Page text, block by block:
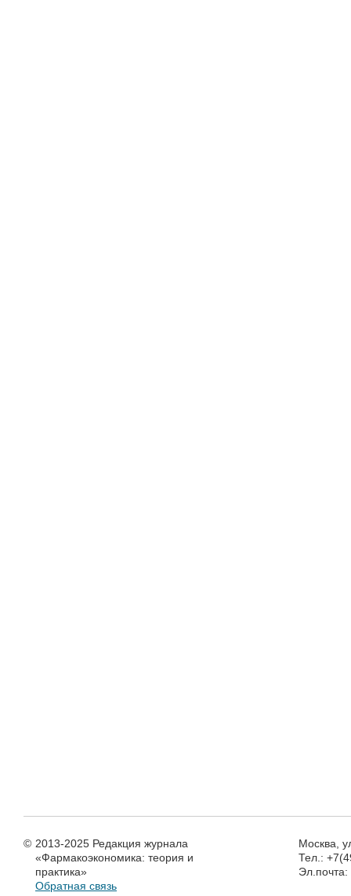
© 2013-2025 Редакция журнала
«Фармакоэкономика: теория и
практика»
Обратная связь
Москва,
Тел.:
Эл.почта: